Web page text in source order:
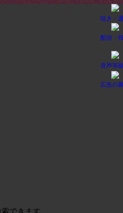
呟き・
配信・
音声等
広告の
できます。